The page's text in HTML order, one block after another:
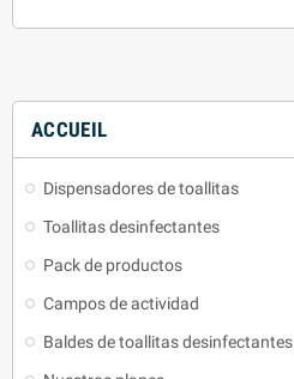
ACCUEIL
Dispensadores de toallitas
Toallitas desinfectantes
Pack de productos
Campos de actividad
Baldes de toallitas desinfectantes